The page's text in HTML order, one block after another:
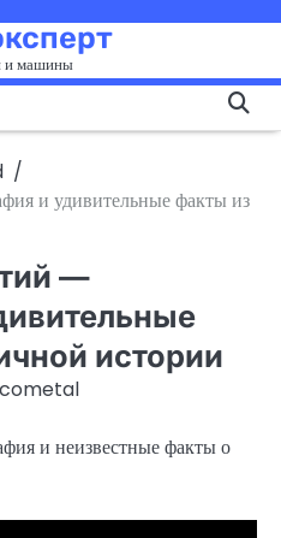
и машины
и удивительные факты из
—
истории